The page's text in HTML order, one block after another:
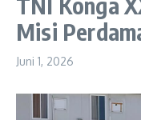
Misi
Juni 1, 2026